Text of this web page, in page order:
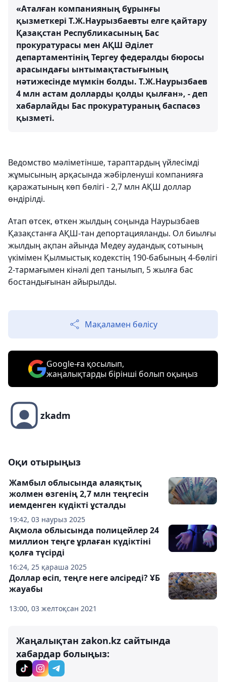
«Аталған компанияның бұрынғы
қызметкері Т.Ж.Наурызбаевты елге қайтару
Қазақстан Республикасының Бас
прокуратурасы мен АҚШ Әділет
департаментінің Тергеу федералды бюросы
арасындағы ынтымақтастығының
нәтижесінде мүмкін болды. Т.Ж.Наурызбаев
4 млн астам долларды қолды қылған», - деп
хабарлайды Бас прокуратураның баспасөз
қызметі.
Ведомство мәліметінше, тараптардың үйлесімді
жұмысының арқасында жәбірленуші компанияға
қаражатының көп бөлігі - 2,7 млн АҚШ доллар
өндірілді.
Атап өтсек, өткен жылдың соңында Наурызбаев
Қазақстанға АҚШ-тан депортацияланды. Ол биылғы
жылдың ақпан айында Медеу аудандық сотының
үкімімен Қылмыстық кодекстің 190-бабының 4-бөлігі
2-тармағымен кінәлі деп танылып, 5 жылға бас
бостандығынан айырылды.
Мақаламен бөлісу
Google-ға қосылып,
жаңалықтарды бірінші болып оқыңыз
zkadm
Оқи отырыңыз
19:42, 03 наурыз 2025
Жамбыл облысында алаяқтық
жолмен өзгенің 2,7 млн теңгесін
иемденген күдікті ұсталды
16:24, 25 қараша 2025
Ақмола облысында полицейлер 24
миллион теңге ұрлаған күдіктіні
қолға түсірді
13:00, 03 желтоқсан 2021
Доллар өсіп, теңге неге әлсіреді? ҰБ
жауабы
Жаңалықтан zakon.kz сайтында
хабардар болыңыз: